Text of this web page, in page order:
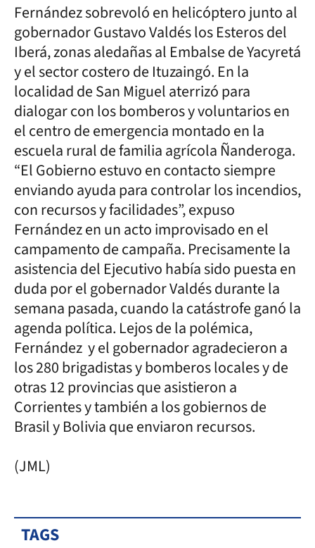
Fernández sobrevoló en helicóptero junto al
gobernador Gustavo Valdés los Esteros del
Iberá, zonas aledañas al Embalse de Yacyretá
y el sector costero de Ituzaingó. En la
localidad de San Miguel aterrizó para
dialogar con los bomberos y voluntarios en
el centro de emergencia montado en la
escuela rural de familia agrícola Ñanderoga.
“El Gobierno estuvo en contacto siempre
enviando ayuda para controlar los incendios,
con recursos y facilidades”, expuso
Fernández en un acto improvisado en el
campamento de campaña. Precisamente la
asistencia del Ejecutivo había sido puesta en
duda por el gobernador Valdés durante la
semana pasada, cuando la catástrofe ganó la
agenda política. Lejos de la polémica,
Fernández y el gobernador agradecieron a
los 280 brigadistas y bomberos locales y de
otras 12 provincias que asistieron a
Corrientes y también a los gobiernos de
Brasil y Bolivia que enviaron recursos.
(JML)
TAGS